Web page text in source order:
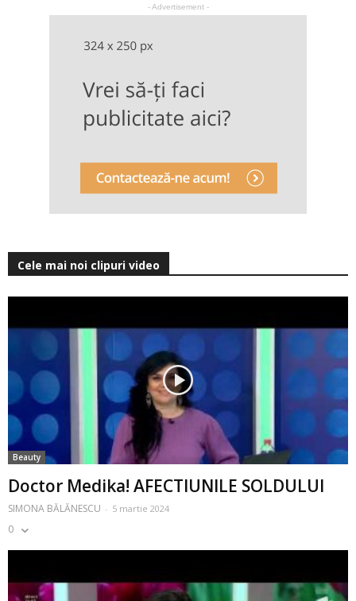
- Advertisement -
Cele mai noi clipuri video
Beauty
Doctor Medika! AFECTIUNILE SOLDULUI
SIMONA BĂLĂNESCU - 5 martie 2024
0